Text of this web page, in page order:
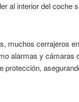
al interior del coche
muchos cerrajeros
alarmas y cámaras